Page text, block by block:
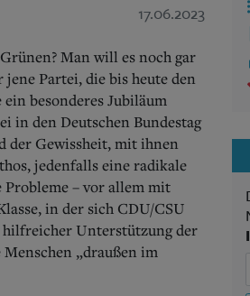
Pommern
Brandenburg
Schlesien
und Westpreußen
Bücher
17.06.2023
Man will es noch gar
Partei, die bis heute den
besonderes Jubiläum
in den Deutschen Bundestag
der Gewissheit, mit ihnen
jedenfalls eine radikale
– vor allem mit
in der sich CDU/CSU
hilfreicher Unterstützung der
„draußen im